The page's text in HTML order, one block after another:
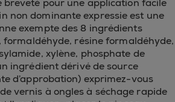
breveté pour une application facile
non dominante expressie est une
exempte des 8 ingrédients
formaldéhyde, résine formaldéhyde,
xylène, phosphate de
ingrédient dérivé de source
d’approbation) exprimez-vous
vernis à ongles à séchage rapide